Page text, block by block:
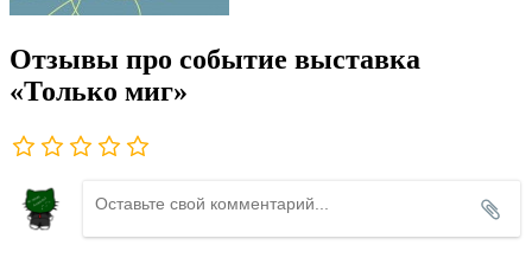
Отзывы про событие выставка
«Только миг»